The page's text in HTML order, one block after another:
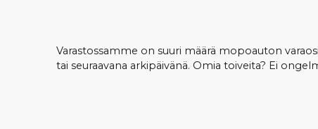
Varastossamme on suuri määrä mopoauton
tai seuraavana arkipäivänä. Omia toiveita? Ei